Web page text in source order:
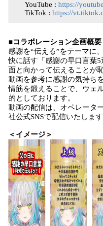
YouTube : https://
TikTok : https://
■コラボレーション企画概要
感謝を“伝える”をテーマに
快に話す「感謝の早口言葉
面と向かって伝えることが
動画を参考に感謝の気持ち
情筋を鍛えることで、ウェ
的としております。
動画の配信は、オペレータ
社公式SNSで配信いたします
＜イメージ＞